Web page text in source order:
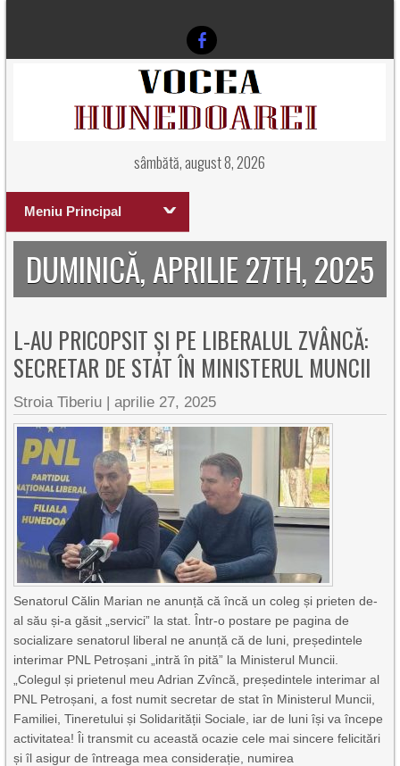
sâmbătă, august 8, 2026
Meniu Principal
DUMINICĂ, APRILIE 27TH, 2025
L-AU PRICOPSIT ȘI PE LIBERALUL ZVÂNCĂ:
SECRETAR DE STAT ÎN MINISTERUL MUNCII
Stroia Tiberiu |aprilie 27, 2025
Senatorul Călin Marian ne anunță că încă un coleg și prieten de-
al său și-a găsit „servici” la stat. Într-o postare pe pagina de
socializare senatorul liberal ne anunță că de luni, președintele
interimar PNL Petroșani „intră în pită” la Ministerul Muncii.
„Colegul și prietenul meu Adrian Zvîncă, președintele interimar al
PNL Petroșani, a fost numit secretar de stat în Ministerul Muncii,
Familiei, Tineretului și Solidarității Sociale, iar de luni își va începe
activitatea! Îi transmit cu această ocazie cele mai sincere felicitări
și îl asigur de întreaga mea considerație, numirea